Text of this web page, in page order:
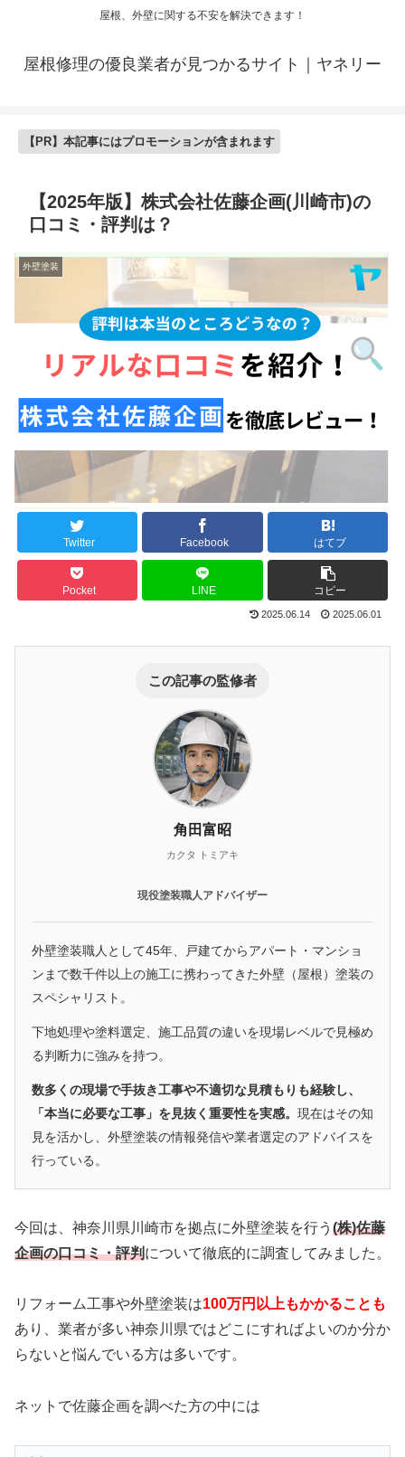
屋根、外壁に関する不安を解決できます！
屋根修理の優良業者が見つかるサイト｜ヤネリー
【PR】本記事にはプロモーションが含まれます
【2025年版】株式会社佐藤企画(川崎市)の
口コミ・評判は？
外壁塗装
Twitter Facebook はてブ
Pocket LINE コピー
2025.06.14 2025.06.01
この記事の監修者
角田富昭
カクタ トミアキ
現役塗装職人アドバイザー
外壁塗装職人として45年、戸建てからアパート・マンショ
ンまで数千件以上の施工に携わってきた外壁（屋根）塗装の
スペシャリスト。
下地処理や塗料選定、施工品質の違いを現場レベルで見極め
る判断力に強みを持つ。
数多くの現場で手抜き工事や不適切な見積もりも経験し、
「本当に必要な工事」を見抜く重要性を実感。 現在はその知
見を活かし、外壁塗装の情報発信や業者選定のアドバイスを
行っている。
今回は、神奈川県川崎市を拠点に外壁塗装を行う (株)佐藤
企画の口コミ・評判について徹底的に調査してみました。
リフォーム工事や外壁塗装は100万円以上もかかることも
あり、業者が多い神奈川県ではどこにすればよいのか分か
らないと悩んでいる方は多いです。
ネットで佐藤企画を調べた方の中には